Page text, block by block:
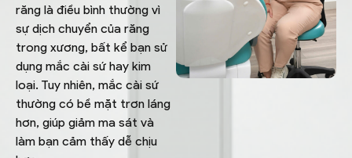
răng là điều bình thường vì
sự dịch chuyển của răng
trong xương, bất kể bạn sử
dụng mắc cài sứ hay kim
loại. Tuy nhiên, mắc cài sứ
thường có bề mặt trơn láng
hơn, giúp giảm ma sát và
làm bạn cảm thấy dễ chịu